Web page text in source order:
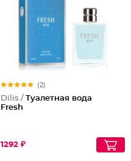
(2)
Dilis / Туалетная вода
Fresh
1292 ₽